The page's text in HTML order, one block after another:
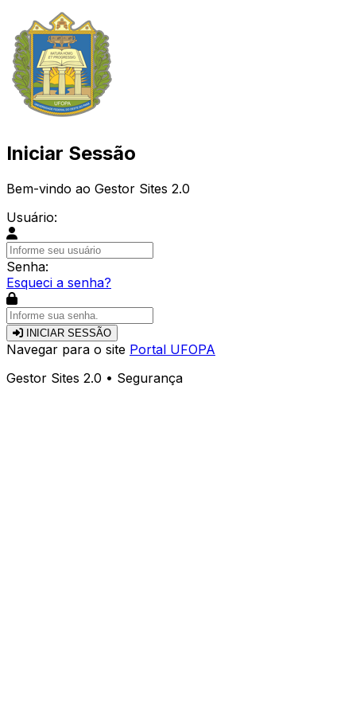
Iniciar Sessão
Bem-vindo ao Gestor Sites 2.0
Usuário:
Senha:
Esqueci a senha?
INICIAR SESSÃO
Navegar para o site Portal UFOPA
Gestor Sites 2.0 • Segurança